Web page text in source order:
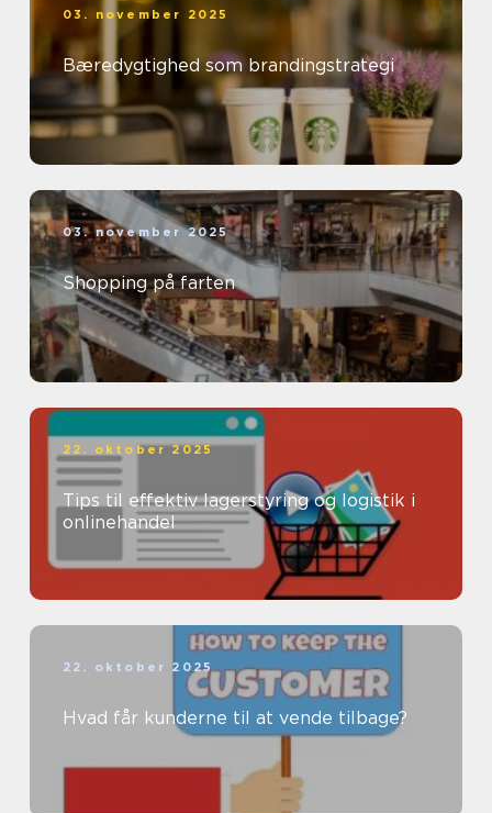
03. november 2025
Bæredygtighed som brandingstrategi
03. november 2025
Shopping på farten
22. oktober 2025
Tips til effektiv lagerstyring og logistik i
onlinehandel
22. oktober 2025
Hvad får kunderne til at vende tilbage?